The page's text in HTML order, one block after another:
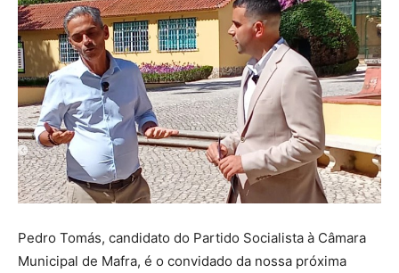
Pedro Tomás, candidato do Partido Socialista à Câmara
Municipal de Mafra, é o convidado da nossa próxima